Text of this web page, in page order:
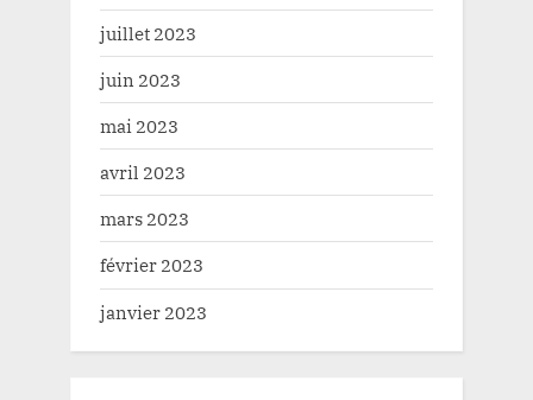
juillet 2023
juin 2023
mai 2023
avril 2023
mars 2023
février 2023
janvier 2023